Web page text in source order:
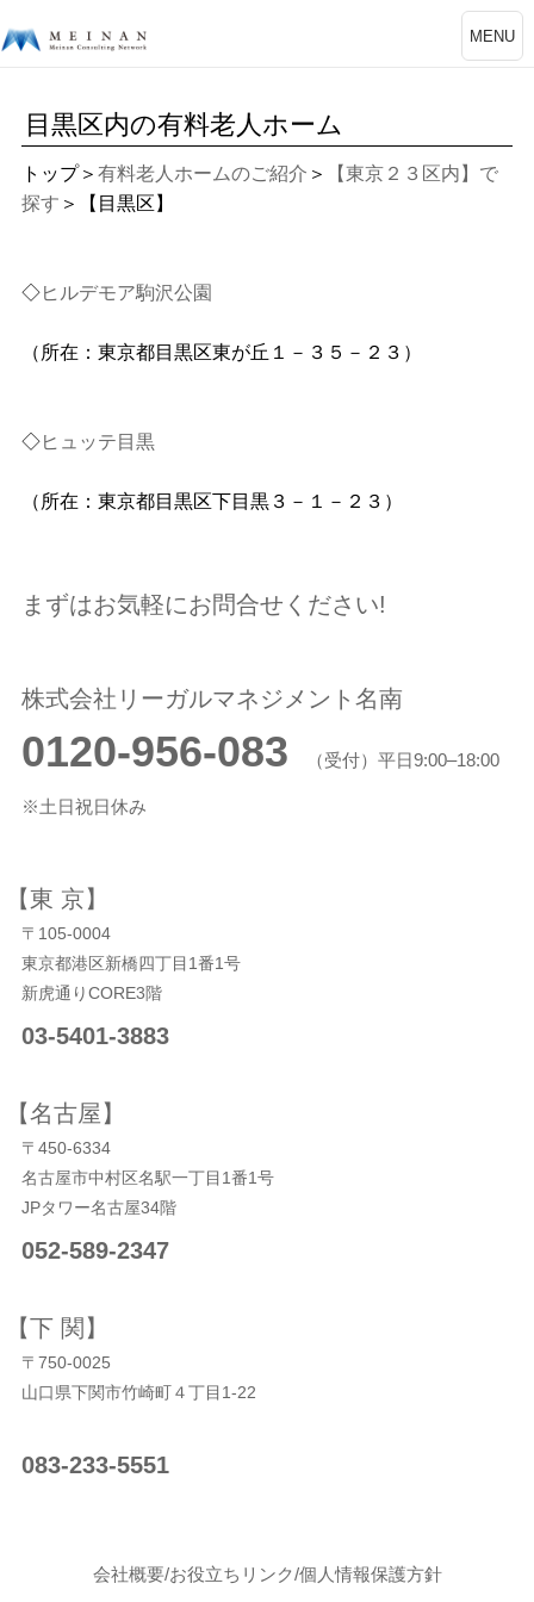
MENU
目黒区内の有料老人ホーム
トップ＞ 有料老人ホームのご紹介 ＞
【東京２３区内】で
探す ＞【目黒区】
◇ヒルデモア駒沢公園
（所在：東京都目黒区東が丘１－３５－２３）
◇ヒュッテ目黒
（所在：東京都目黒区下目黒３－１－２３）
まずはお気軽にお問合せください!
株式会社リーガルマネジメント名南
0120-956-083 （受付）平日9:00–18:00
※土日祝日休み
【東 京】
〒105-0004
東京都港区新橋四丁目1番1号
新虎通りCORE3階
03-5401-3883
【名古屋】
〒450-6334
名古屋市中村区名駅一丁目1番1号
JPタワー名古屋34階
052-589-2347
【下 関】
〒750-0025
山口県下関市竹崎町４丁目1‐22
083-233-5551
会社概要/お役立ちリンク/個人情報保護方針